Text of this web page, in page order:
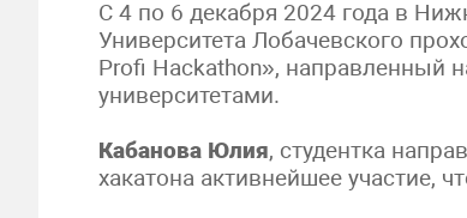
С 4 по 6 декабря 2024 года в
Университета Лобачевского
Profi Hackathon», направленный
университетами.
Кабанова Юлия, студентка
хакатона активнейшее участие,